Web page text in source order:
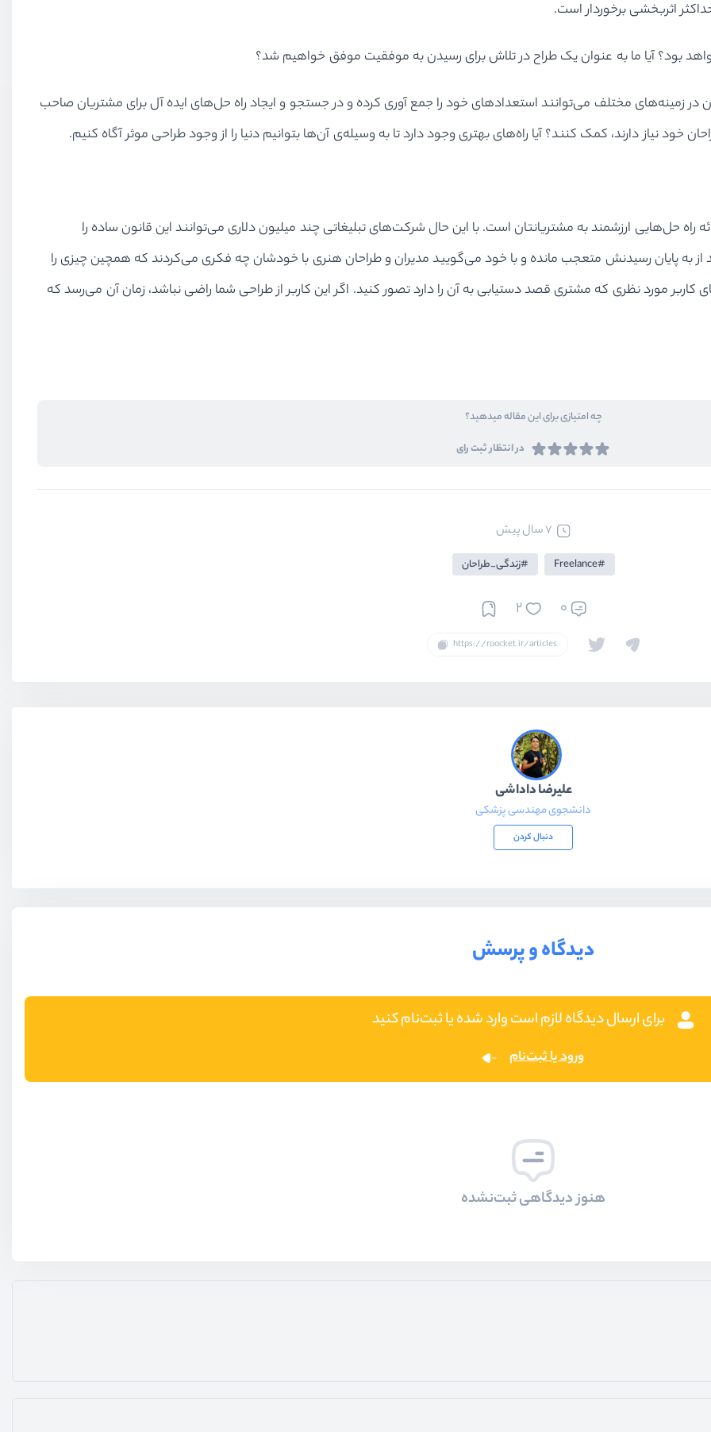
اثربخشی برخوردار است.
بود؟ آیا ما به عنوان یک طراح در تلاش برای رسیدن به موفقیت موفق خواهیم شد؟
زمینه‌های مختلف می‌توانند استعدادهای خود را جمع آوری کرده و در جستجو و ایجاد راه حل‌های ایده آل برای مشتریان صاحب
نیاز دارند، کمک کنند؟ آیا راه‌های بهتری وجود دارد تا به وسیله‌ی آن‌ها بتوانیم دنیا را از وجود طراحی موثر آگاه کنیم.
راه حل‌هایی ارزشمند به مشتریانتان است. با این حال شرکت‌های تبلیغاتی چند میلیون دلاری می‌توانند این قانون ساده را
از به پایان رسیدنش متعجب مانده و با خود می‌گویید مدیران و طراحان هنری با خودشان چه فکری می‌کردند که همچین چیزی را
مورد نظری که مشتری قصد دستیابی به آن را دارد تصور کنید. اگر این کاربر از طراحی شما راضی نباشد، زمان آن می‌رسد که
چه امتیازی برای این مقاله میدهید؟
در انتظار ثبت رای
7 سال پیش
Freelance زندگی_طراحان
0
2
علیرضا داداشی
دانشجوی مهندسی پزشکی
دنبال کردن
دیدگاه و پرسش
برای ارسال دیدگاه لازم است وارد شده یا ثبت‌نام کنید
ورود یا ثبت‌نام
هنوز دیدگاهی ثبت‌نشده